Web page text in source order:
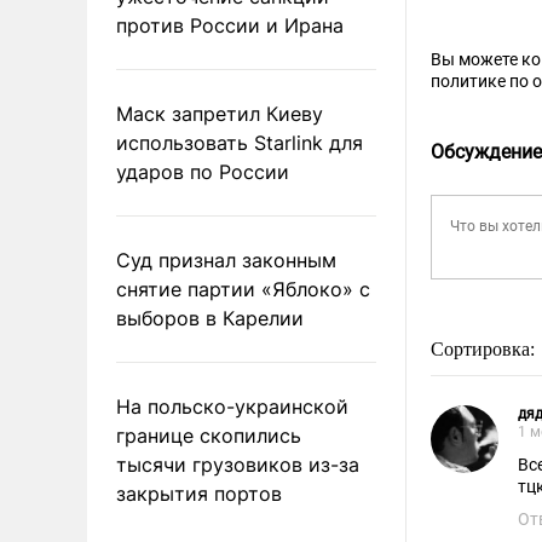
против России и Ирана
Маск запретил Киеву
использовать Starlink для
ударов по России
Суд признал законным
снятие партии «Яблоко» с
выборов в Карелии
На польско-украинской
границе скопились
тысячи грузовиков из-за
закрытия портов
Вы можете
политике по
Сортировка:
1